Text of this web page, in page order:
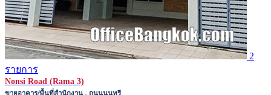
2
รายการ
Nonsi Road (Rama 3)
ขายอาคาร/พื้นที่สำนักงาน - ถนนนนทรี